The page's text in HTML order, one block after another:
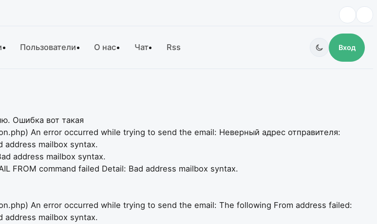
Пользователи О нас Чат Rss Вход
Ошибка вот такая
An error occurred while trying to send the email: Неверный адрес отправителя:
address mailbox syntax.
address mailbox syntax.
FROM command failed Detail: Bad address mailbox syntax.
An error occurred while trying to send the email: The following From address failed:
address mailbox syntax.